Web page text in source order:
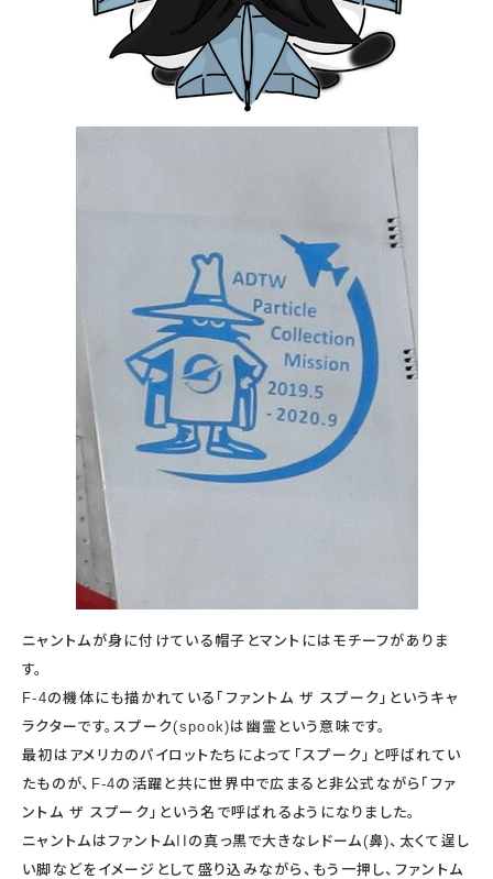
ニャントムが身に付けている帽子とマントにはモチーフがありま
す。
F-4の機体にも描かれている「ファントム ザ スプーク」というキャ
ラクターです。スプーク(spook)は幽霊という意味です。
最初はアメリカのパイロットたちによって「スプーク」と呼ばれてい
たものが、F-4の活躍と共に世界中で広まると非公式ながら「ファ
ントム ザ スプーク」という名で呼ばれるようになりました。
ニャントムはファントムIIの真っ黒で大きなレドーム(鼻)、太くて逞し
い脚などをイメージとして盛り込みながら、もう一押し、ファントム